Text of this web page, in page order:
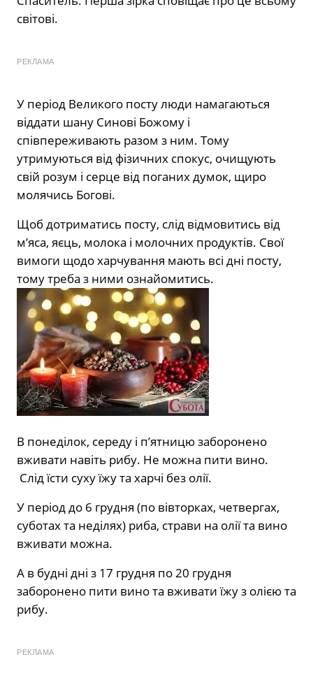
світові.
РЕКЛАМА
У період Великого посту люди намагаються
віддати шану Синові Божому і
співпереживають разом з ним. Тому
утримуються від фізичних спокус, очищують
свій розум і серце від поганих думок, щиро
молячись Богові.
Щоб дотриматись посту, слід відмовитись від
м’яса, яєць, молока і молочних продуктів. Свої
вимоги щодо харчування мають всі дні посту,
тому треба з ними ознайомитись.
В понеділок, середу і п’ятницю заборонено
вживати навіть рибу. Не можна пити вино.
Слід їсти суху їжу та харчі без олії.
У період до 6 грудня (по вівторках, четвергах,
суботах та неділях) риба, страви на олії та вино
вживати можна.
А в будні дні з 17 грудня по 20 грудня
заборонено пити вино та вживати їжу з олією та
рибу.
РЕКЛАМА